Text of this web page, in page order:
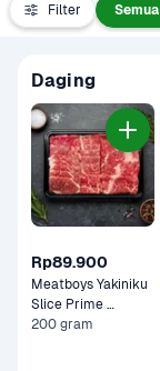
Filter Semua
Daging
Rp89.900
Meatboys Yakiniku
Slice Prime
Premium 200 gram
200 gram